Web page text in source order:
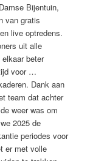
Bijentuin,
van gratis
live optredens.
uit alle
beter
voor …
Dank aan
team dat achter
weer was om
2025 de
periodes voor
er met volle